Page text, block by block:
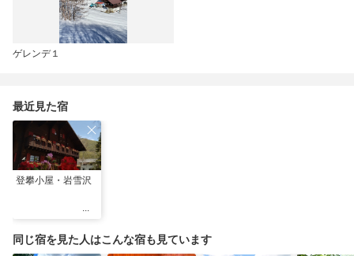
ゲレンデ１
最近見た宿
登攀小屋・岩雪沢
同じ宿を見た人はこんな宿も見ています